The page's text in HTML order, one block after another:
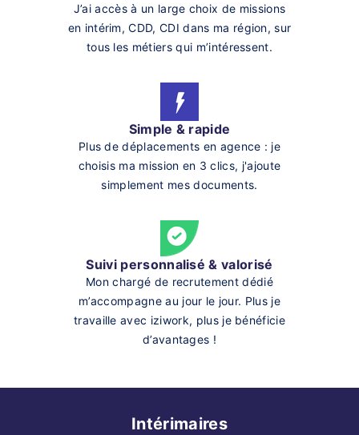
J’ai accès à un large choix de missions
en intérim, CDD, CDI dans ma région, sur
tous les métiers qui m’intéressent.
Simple & rapide
Plus de déplacements en agence : je
choisis ma mission en 3 clics, j'ajoute
simplement mes documents.
Suivi personnalisé & valorisé
Mon chargé de recrutement dédié
m’accompagne au jour le jour. Plus je
travaille avec iziwork, plus je bénéficie
d’avantages !
Intérimaires